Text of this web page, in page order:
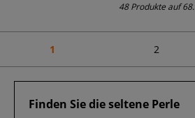
48 Produkte auf 68.
1 2
Finden Sie die seltene Perle